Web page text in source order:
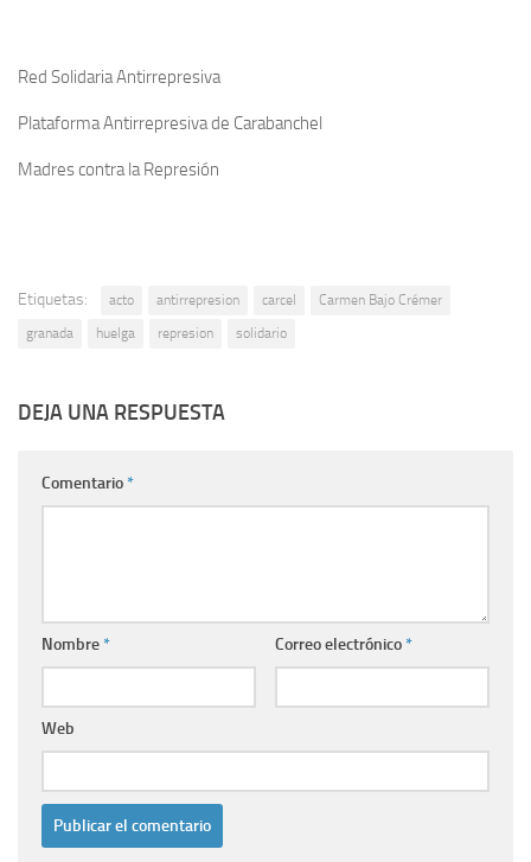
Red Solidaria Antirrepresiva
Plataforma Antirrepresiva de Carabanchel
Madres contra la Represión
Etiquetas: acto antirrepresion carcel
Carmen Bajo Crémer
granada
huelga represion solidario
DEJA UNA RESPUESTA
Comentario*
Nombre* Correo electrónico*
Web